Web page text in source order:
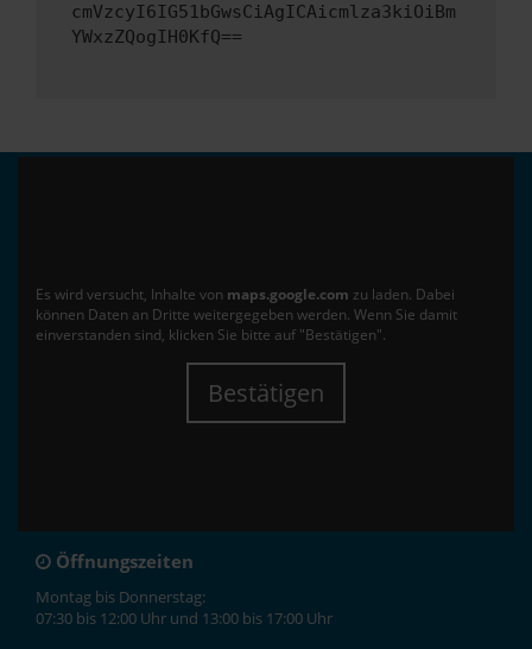
cmVzcyI6IG51bGwsCiAgICAicmlza3kiOiBm
YWxzZQogIH0KfQ==
Es wird versucht, Inhalte von maps.google.com zu laden. Dabei
können Daten an Dritte weitergegeben werden. Wenn Sie damit
einverstanden sind, klicken Sie bitte auf "Bestätigen".
Bestätigen
Öffnungszeiten
Montag bis Donnerstag:
07:30 bis 12:00 Uhr und 13:00 bis 17:00 Uhr